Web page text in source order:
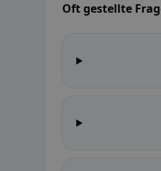
Oft gestellte